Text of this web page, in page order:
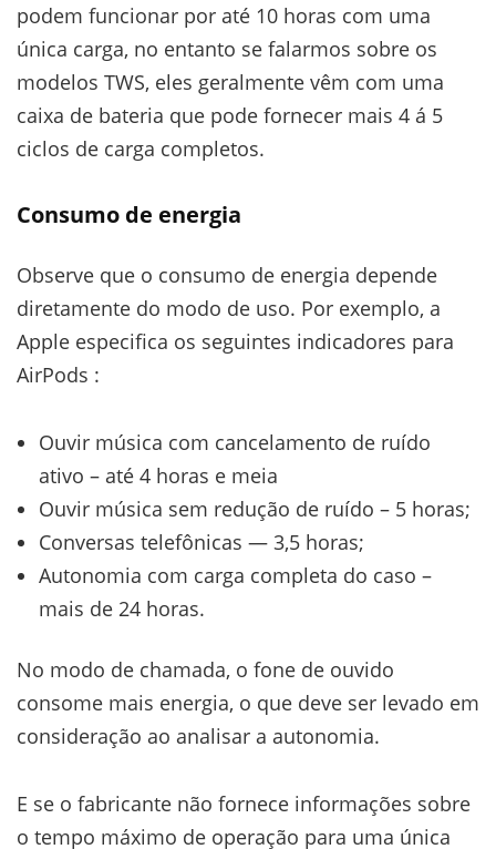
podem funcionar por até 10 horas com uma
única carga, no entanto se falarmos sobre os
modelos TWS, eles geralmente vêm com uma
caixa de bateria que pode fornecer mais 4 á 5
ciclos de carga completos.
Consumo de energia
Observe que o consumo de energia depende
diretamente do modo de uso. Por exemplo, a
Apple especifica os seguintes indicadores para
AirPods :
Ouvir música com cancelamento de ruído
ativo – até 4 horas e meia
Ouvir música sem redução de ruído – 5 horas;
Conversas telefônicas — 3,5 horas;
Autonomia com carga completa do caso –
mais de 24 horas.
No modo de chamada, o fone de ouvido
consome mais energia, o que deve ser levado em
consideração ao analisar a autonomia.
E se o fabricante não fornece informações sobre
o tempo máximo de operação para uma única